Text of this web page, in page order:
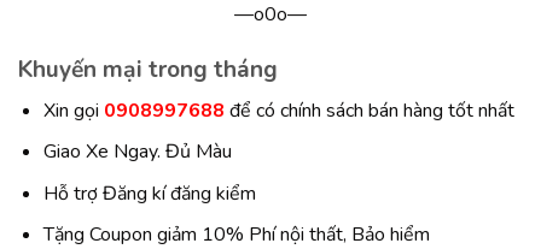
—o0o—
Khuyến mại trong tháng
Xin gọi 0908997688 để có chính sách bán hàng tốt nhất
Giao Xe Ngay. Đủ Màu
Hỗ trợ Đăng kí đăng kiểm
Tặng Coupon giảm 10% Phí nội thất, Bảo hiểm